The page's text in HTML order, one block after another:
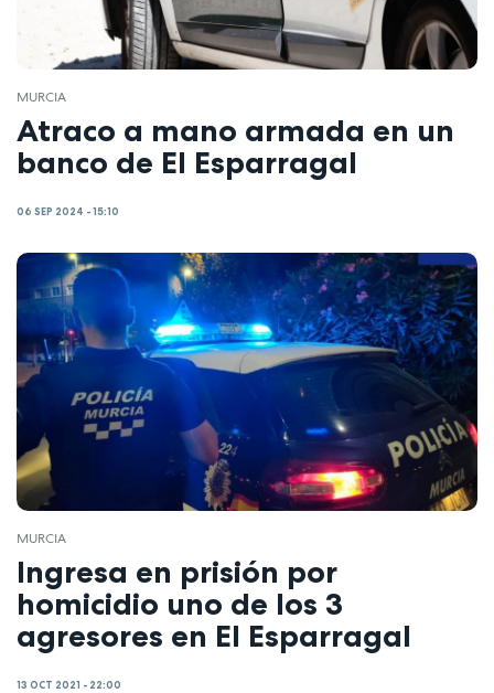
MURCIA
Atraco a mano armada en un
banco de El Esparragal
06 SEP 2024 - 15:10
MURCIA
Ingresa en prisión por
homicidio uno de los 3
agresores en El Esparragal
13 OCT 2021 - 22:00